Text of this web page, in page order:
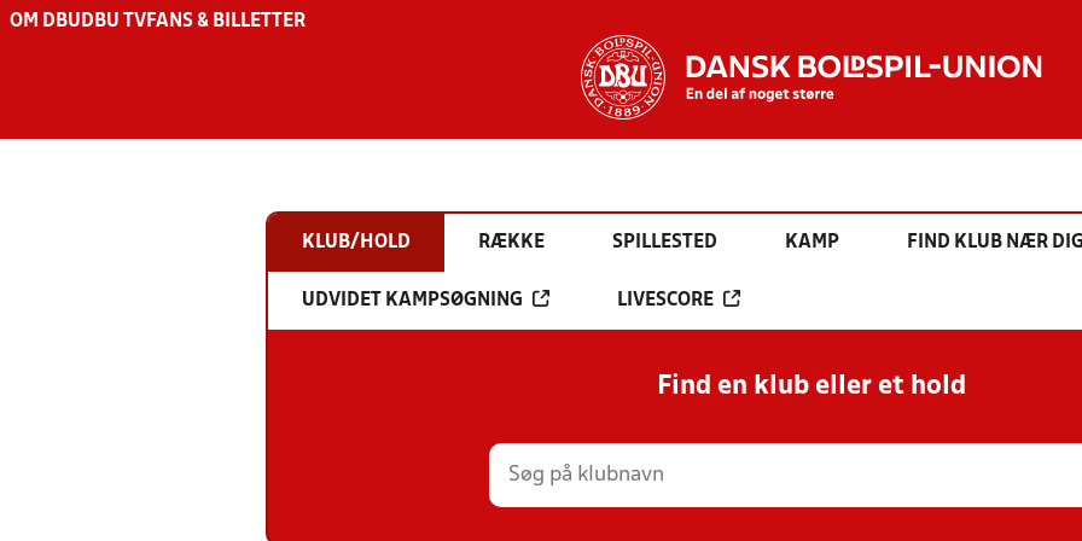
OM DBU DBU TV FANS & BILLETTER
KLUB/HOLD RÆKKE SPILLESTED KAMP FIND KLUB NÆR DIG
UDVIDET KAMPSØGNING LIVESCORE
Find en klub eller et hold